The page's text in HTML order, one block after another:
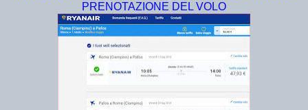
PRENOTAZIONE DEL VOLO